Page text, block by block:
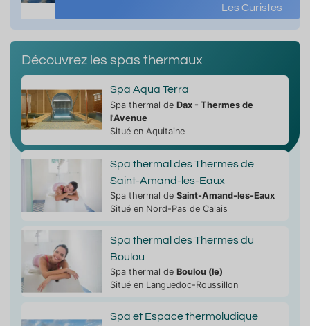
Les Curistes
Découvrez les spas thermaux
Spa Aqua Terra
Spa thermal de Dax - Thermes de
l'Avenue
Situé en Aquitaine
Spa thermal des Thermes de
Saint-Amand-les-Eaux
Spa thermal de Saint-Amand-les-Eaux
Situé en Nord-Pas de Calais
Spa thermal des Thermes du
Boulou
Spa thermal de Boulou (le)
Situé en Languedoc-Roussillon
Spa et Espace thermoludique